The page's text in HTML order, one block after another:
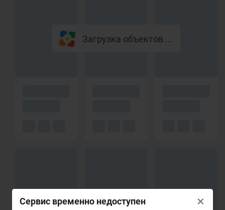
Сервис временно недоступен ×
Загрузка объектов ...